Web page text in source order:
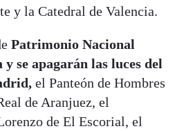
y la Catedral de Valencia.
Patrimonio Nacional
se apagarán las luces del
el Panteón de Hombres
de Aranjuez, el
de El Escorial, el